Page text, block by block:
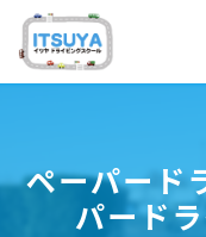
ペーパード
パード